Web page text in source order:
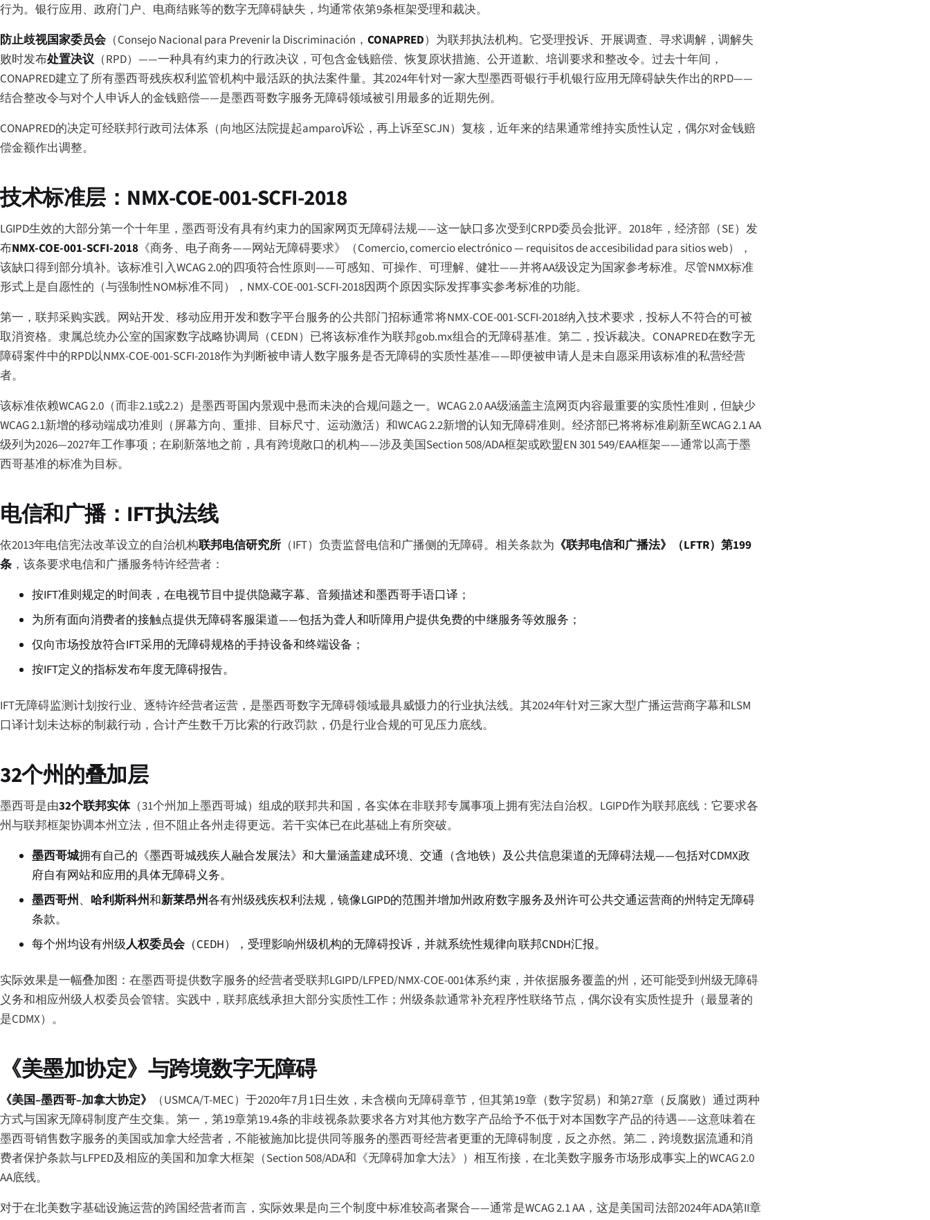
行为。银行应用、政府门户、电商结账等的数字无障碍缺失，均通常依第9条框架受理和裁决。
防止歧视国家委员会 （Consejo Nacional para Prevenir la Discriminación ， CONAPRED）为联邦执法机构。它受理投诉、开展调查、寻求调解，调解失
败时发布处置决议（RPD）——一种具有约束力的行政决议，可包含金钱赔偿、恢复原状措施、公开道歉、培训要求和整改令。过去十年间，
CONAPRED建立了所有墨西哥残疾权利监管机构中最活跃的执法案件量。其2024年针对一家大型墨西哥银行手机银行应用无障碍缺失作出的RPD——
结合整改令与对个人申诉人的金钱赔偿——是墨西哥数字服务无障碍领域被引用最多的近期先例。
CONAPRED的决定可经联邦行政司法体系（向地区法院提起amparo诉讼，再上诉至SCJN）复核，近年来的结果通常维持实质性认定，偶尔对金钱赔
偿金额作出调整。
技术标准层：NMX-COE-001-SCFI-2018
LGIPD生效的大部分第一个十年里，墨西哥没有具有约束力的国家网页无障碍法规——这一缺口多次受到CRPD委员会批评。2018年，经济部（SE）发
布NMX-COE-001-SCFI-2018 《商务、电子商务——网站无障碍要求》（Comercio, comercio electrónico — requisitos de accesibilidad para sitios web），
该缺口得到部分填补。该标准引入WCAG 2.0的四项符合性原则——可感知、可操作、可理解、健壮——并将AA级设定为国家参考标准。尽管NMX标准
形式上是自愿性的（与强制性NOM标准不同），NMX-COE-001-SCFI-2018因两个原因实际发挥事实参考标准的功能。
第一，联邦采购实践。网站开发、移动应用开发和数字平台服务的公共部门招标通常将NMX-COE-001-SCFI-2018纳入技术要求，投标人不符合的可被
取消资格。隶属总统办公室的国家数字战略协调局（CEDN）已将该标准作为联邦gob.mx组合的无障碍基准。第二，投诉裁决。CONAPRED在数字无
障碍案件中的RPD以NMX-COE-001-SCFI-2018作为判断被申请人数字服务是否无障碍的实质性基准——即便被申请人是未自愿采用该标准的私营经营
者。
该标准依赖WCAG 2.0（而非2.1或2.2）是墨西哥国内景观中悬而未决的合规问题之一。WCAG 2.0 AA级涵盖主流网页内容最重要的实质性准则，但缺少
WCAG 2.1新增的移动端成功准则（屏幕方向、重排、目标尺寸、运动激活）和WCAG 2.2新增的认知无障碍准则。经济部已将将标准刷新至WCAG 2.1 AA
级列为2026—2027年工作事项；在刷新落地之前，具有跨境敞口的机构——涉及美国Section 508/ADA框架或欧盟EN 301 549/EAA框架——通常以高于墨
西哥基准的标准为目标。
电信和广播：IFT执法线
依2013年电信宪法改革设立的自治机构联邦电信研究所 （IFT）负责监督电信和广播侧的无障碍。相关条款为 《联邦电信和广播法》（LFTR）第199
条 ，该条要求电信和广播服务特许经营者：
按IFT准则规定的时间表，在电视节目中提供隐藏字幕、音频描述和墨西哥手语口译；
为所有面向消费者的接触点提供无障碍客服渠道——包括为聋人和听障用户提供免费的中继服务等效服务；
仅向市场投放符合IFT采用的无障碍规格的手持设备和终端设备；
按IFT定义的指标发布年度无障碍报告。
IFT无障碍监测计划按行业、逐特许经营者运营，是墨西哥数字无障碍领域最具威慑力的行业执法线。其2024年针对三家大型广播运营商字幕和LSM
口译计划未达标的制裁行动，合计产生数千万比索的行政罚款，仍是行业合规的可见压力底线。
32个州的叠加层
墨西哥是由32个联邦实体（31个州加上墨西哥城）组成的联邦共和国，各实体在非联邦专属事项上拥有宪法自治权。LGIPD作为联邦底线：它要求各
州与联邦框架协调本州立法，但不阻止各州走得更远。若干实体已在此基础上有所突破。
墨西哥城拥有自己的《墨西哥城残疾人融合发展法》和大量涵盖建成环境、交通（含地铁）及公共信息渠道的无障碍法规——包括对CDMX政
府自有网站和应用的具体无障碍义务。
墨西哥州 、 哈利斯科州和新莱昂州各有州级残疾权利法规，镜像LGIPD的范围并增加州政府数字服务及州许可公共交通运营商的州特定无障碍
条款。
每个州均设有州级人权委员会 （CEDH），受理影响州级机构的无障碍投诉，并就系统性规律向联邦CNDH汇报。
实际效果是一幅叠加图：在墨西哥提供数字服务的经营者受联邦LGIPD/LFPED/NMX-COE-001体系约束，并依据服务覆盖的州，还可能受到州级无障碍
义务和相应州级人权委员会管辖。实践中，联邦底线承担大部分实质性工作；州级条款通常补充程序性联络节点，偶尔设有实质性提升（最显著的
是CDMX）。
《美墨加协定》与跨境数字无障碍
《美国–墨西哥–加拿大协定》
（USMCA/T-MEC）于2020年7月1日生效，未含横向无障碍章节，但其第19章（数字贸易）和第27章（反腐败）通过两种
方式与国家无障碍制度产生交集。第一，第19章第19.4条的非歧视条款要求各方对其他方数字产品给予不低于对本国数字产品的待遇——这意味着在
墨西哥销售数字服务的美国或加拿大经营者，不能被施加比提供同等服务的墨西哥经营者更重的无障碍制度，反之亦然。第二，跨境数据流通和消
费者保护条款与LFPED及相应的美国和加拿大框架（Section 508/ADA和《无障碍加拿大法》）相互衔接，在北美数字服务市场形成事实上的WCAG 2.0
AA底线。
对于在北美数字基础设施运营的跨国经营者而言，实际效果是向三个制度中标准较高者聚合——通常是WCAG 2.1 AA，这是美国司法部2024年ADA第II章